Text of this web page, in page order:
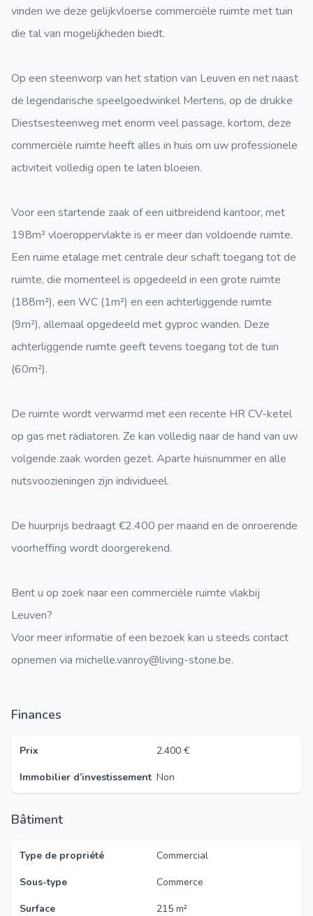
vinden we deze gelijkvloerse commerciële ruimte met tuin
die tal van mogelijkheden biedt.
Op een steenworp van het station van Leuven en net naast
de legendarische speelgoedwinkel Mertens, op de drukke
Diestsesteenweg met enorm veel passage, kortom, deze
commerciële ruimte heeft alles in huis om uw professionele
activiteit volledig open te laten bloeien.
Voor een startende zaak of een uitbreidend kantoor, met
198m² vloeroppervlakte is er meer dan voldoende ruimte.
Een ruime etalage met centrale deur schaft toegang tot de
ruimte, die momenteel is opgedeeld in een grote ruimte
(188m²), een WC (1m²) en een achterliggende ruimte
(9m²), allemaal opgedeeld met gyproc wanden. Deze
achterliggende ruimte geeft tevens toegang tot de tuin
(60m²).
De ruimte wordt verwarmd met een recente HR CV-ketel
op gas met radiatoren. Ze kan volledig naar de hand van uw
volgende zaak worden gezet. Aparte huisnummer en alle
nutsvoozieningen zijn individueel.
De huurprijs bedraagt €2.400 per maand en de onroerende
voorheffing wordt doorgerekend.
Bent u op zoek naar een commerciële ruimte vlakbij
Leuven?
Voor meer informatie of een bezoek kan u steeds contact
opnemen via michelle.vanroy@living-stone.be.
Finances
Prix
2.400 €
Immobilier d’investissement Non
Bâtiment
Type de propriété
Commercial
Sous-type
Commerce
Surface
215 m²